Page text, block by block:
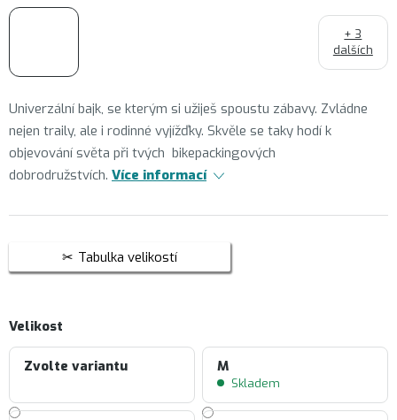
Univerzální bajk, se kterým si užiješ spoustu zábavy. Zvládne
nejen traily, ale i rodinné vyjížďky. Skvěle se taky hodí k
objevování světa při tvých bikepackingových
dobrodružstvích. Více informací
Tabulka velikostí
Velikost
Zvolte variantu M
Skladem
+ 3
dalších